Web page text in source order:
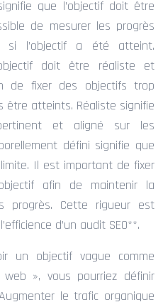
que l’objectif doit être
de mesurer les progrès
si l’objectif a été atteint.
doit être réaliste et
de fixer des objectifs trop
être atteints. Réaliste signifie
et aligné sur les
défini signifie que
Il est important de fixer
afin de maintenir la
progrès. Cette rigueur est
d’un audit SEO**.
un objectif vague comme
», vous pourriez définir
le trafic organique